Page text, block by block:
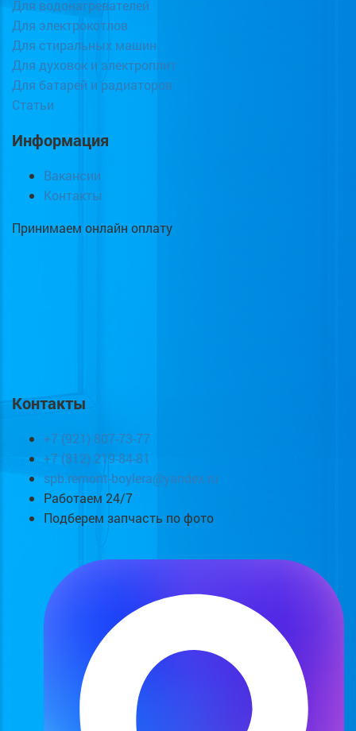
Для водонагревателей
Для электрокотлов
Для стиральных машин
Для духовок и электроплит
Для батарей и радиаторов
Статьи
Информация
Вакансии
Контакты
Принимаем онлайн оплату
Контакты
+7 (921) 807-73-77
+7 (812) 219-84-81
spb.remont-boylera@yandex.ru
Работаем 24/7
Подберем запчасть по фото